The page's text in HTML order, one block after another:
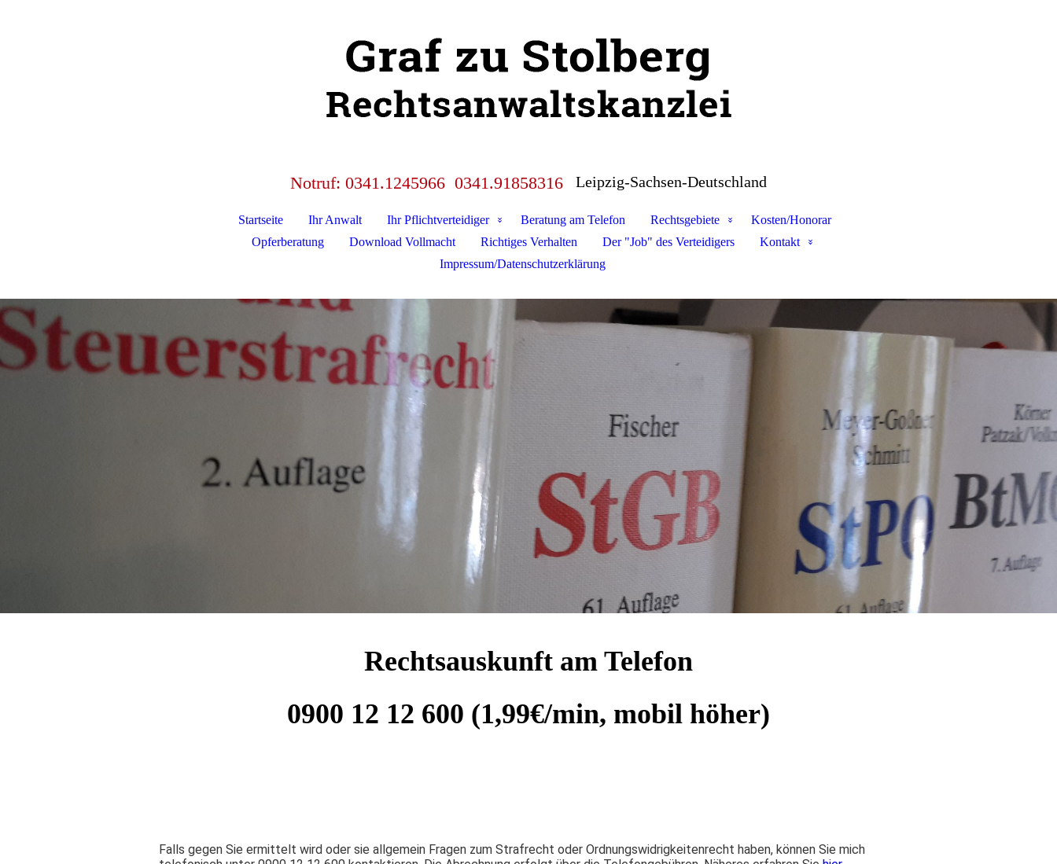
Notruf: 0341.1245966 0341.91858316 Leipzig-Sachsen-Deutschland
Startseite Ihr Anwalt Ihr Pflichtverteidiger Beratung am Telefon Rechtsgebiete
Kosten/Honorar
Opferberatung
Download Vollmacht Richtiges Verhalten Der "Job" des Verteidigers
Kontakt
Impressum/Datenschutzerklärung
Rechtsauskunft am Telefon
0900 12 12 600 (1,99€/min, mobil höher)
Falls gegen Sie ermittelt wird oder sie allgemein Fragen zum Strafrecht oder Ordnungswidrigkeitenrecht haben, können Sie mich